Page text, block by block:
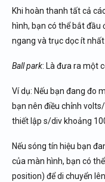
Khi hoàn thanh tất cả
hình, bạn có thể bắt
ngang và trục dọc ít
Ball park: Là đưa ra một
Ví dụ: Nếu bạn đang đo
bạn nên điều chỉnh
thiết lập s/div khoảng
Nếu sóng tín hiệu bạn
của màn hình, bạn có
position) để di chuyển